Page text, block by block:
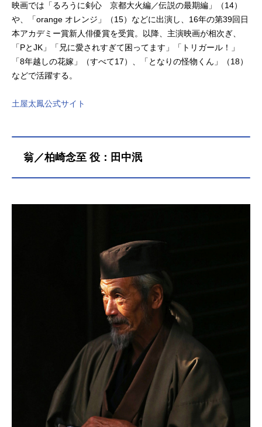
映画では「るろうに剣心 京都大火編／伝説の最期編」（14）
や、「orange オレンジ」（15）などに出演し、16年の第39回日
本アカデミー賞新人俳優賞を受賞。以降、主演映画が相次ぎ、
「PとJK」「兄に愛されすぎて困ってます」「トリガール！」
「8年越しの花嫁」（すべて17）、「となりの怪物くん」（18）
などで活躍する。
土屋太鳳公式サイト
翁／柏崎念至 役：田中泯